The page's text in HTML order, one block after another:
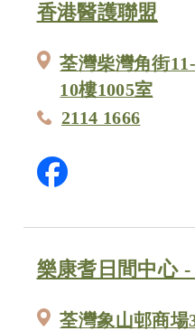
香港醫護聯盟
荃灣柴灣角街
10樓1005室
2114 1666
樂康耆日間中心
荃灣象山邨商場